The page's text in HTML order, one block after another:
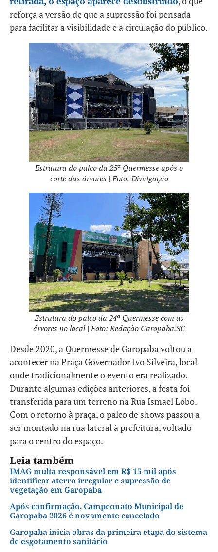
reforça a versão de que a supressão foi pensada
para facilitar a visibilidade e a circulação do público.
Estrutura do palco da 25ª Quermesse após o
corte das árvores | Foto: Divulgação
Estrutura do palco da 24ª Quermesse com as
árvores no local | Foto: Redação Garopaba.SC
Desde 2020, a Quermesse de Garopaba voltou a
acontecer na Praça Governador Ivo Silveira, local
onde tradicionalmente o evento era realizado.
Durante algumas edições anteriores, a festa foi
transferida para um terreno na Rua Ismael Lobo.
Com o retorno à praça, o palco de shows passou a
ser montado na rua lateral à prefeitura, voltado
para o centro do espaço.
Leia também
IMAG multa responsável em R$ 15 mil após
identificar aterro irregular e supressão de
vegetação em Garopaba
Após confirmação, Campeonato Municipal de
Garopaba 2026 é novamente cancelado
Garopaba inicia obras da primeira etapa do sistema
de esgotamento sanitário